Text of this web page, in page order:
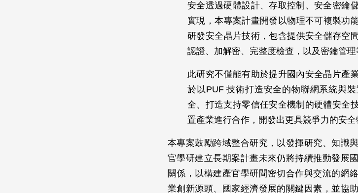
安全透過硬體設計、存取控制、安全密鑰
實現，本專案計畫開發以物理不可複製功
研發安全晶片技術，包含提供安全儲存空
認證、加解密、完整度檢查，以及密鑰管理
此研究不僅能有助於提升國內安全晶片產
於以PUF 技術打造安全的物聯網系統與
全、打造支持零信任安全機制的硬體安全
置產業進行合作，開發出更具競爭力的安全
本專案鼓勵跨域整合研究，以發揮研究、知識
官學研建立長期案計畫未來仍將持續推動發展
關係，以構建產官學研間密切合作與交流的網
業創新源頭、國家經濟發展的關鍵因素，並協